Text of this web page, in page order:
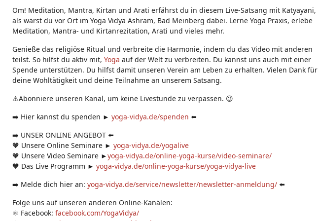
s:
Om! Meditation, Mantra, Kirtan und Arati erfährst du in diesem Live-Satsang mit Katyayani,
als wärst du vor Ort im Yoga Vidya Ashram, Bad Meinberg dabei. Lerne Yoga Praxis, erlebe
Meditation, Mantra- und Kirtanrezitation, Arati und vieles mehr.
Genieße das religiöse Ritual und verbreite die Harmonie, indem du das Video mit anderen
teilst. So hilfst du aktiv mit, Yoga auf der Welt zu verbreiten. Du kannst uns auch mit einer
Spende unterstützen. Du hilfst damit unseren Verein am Leben zu erhalten. Vielen Dank für
deine Wohltätigkeit und deine Teilnahme an unserem Satsang.
⚠️Abonniere unseren Kanal, um keine Livestunde zu verpassen. 😉
➡️ Hier kannst du spenden ► yoga-vidya.de/spenden ⬅️
➡️ UNSER ONLINE ANGEBOT ⬅️
🧡 Unsere Online Seminare ► yoga-vidya.de/yogalive
🧡 Unsere Video Seminare ►yoga-vidya.de/online-yoga-kurse/video-seminare/
🧡 Das Live Programm ► yoga-vidya.de/online-yoga-kurse/yoga-vidya-live
➡️ Melde dich hier an: yoga-vidya.de/service/newsletter/newsletter-anmeldung/ ⬅️
Folge uns auf unseren anderen Online-Kanälen:
⚛️ Facebook: facebook.com/YogaVidya/